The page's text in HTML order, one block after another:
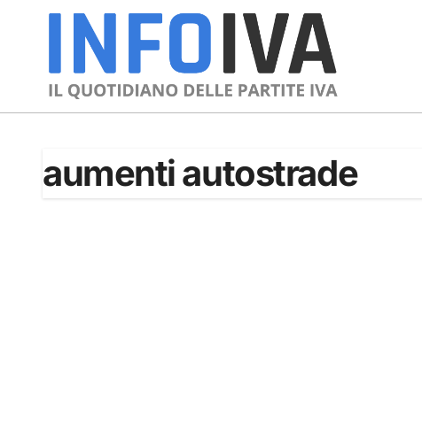
aumenti autostrade